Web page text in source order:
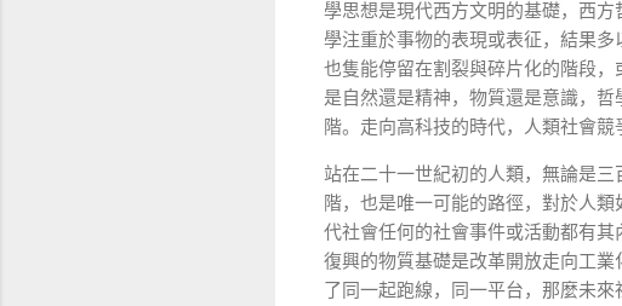
學思想是現代西方文明的基礎，西
學注重於事物的表現或表征，結果
也隻能停留在割裂與碎片化的階段
是自然還是精神，物質還是意識，
階。走向高科技的時代，人類社會
站在二十一世紀初的人類，無論是
階，也是唯一可能的路徑，對於人
代社會任何的社會事件或活動都有
復興的物質基礎是改革開放走向工
了同一起跑線，同一平台，那麼未